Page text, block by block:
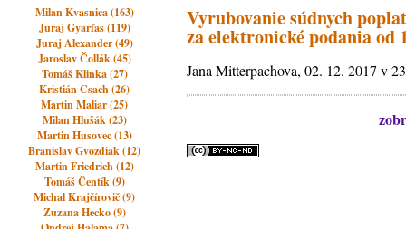
Milan Kvasnica (163)
Juraj Gyarfas (119)
Juraj Alexander (49)
Jaroslav Čollák (45)
Tomáš Klinka (27)
Kristián Csach (26)
Martin Maliar (25)
Milan Hlušák (23)
Martin Husovec (13)
Branislav Gvozdiak (12)
Martin Friedrich (12)
Tomáš Čentík (9)
Michal Krajčírovič (9)
Zuzana Hecko (9)
Vyrubovanie súdnych
za elektronické podania od
Jana Mitterpachova, 02. 12. 2017 v